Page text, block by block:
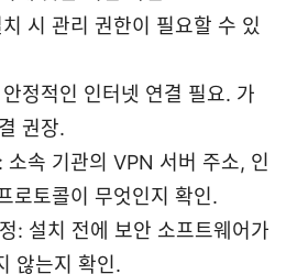
시 관리 권한이 필요할 수 있
정적인 인터넷 연결 필요. 가
권장.
소속 기관의 VPN 서버 주소, 인
로토콜이 무엇인지 확인.
: 설치 전에 보안 소프트웨어가
않는지 확인.